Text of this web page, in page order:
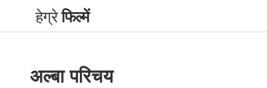
हेग्रेफिल्में
अल्बा परिचय